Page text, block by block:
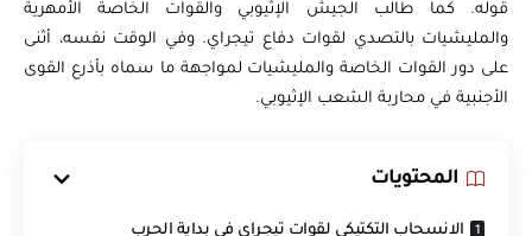
قوله. كما طالب الجيش الإثيوبي والقوات الخاصة الأمهرية
والمليشيات بالتصدي لقوات دفاع تيجراي. وفي الوقت نفسه، أثنى
على دور القوات الخاصة والمليشيات لمواجهة ما سماه بأذرع القوى
الأجنبية في محاربة الشعب الإثيوبي.
المحتويات
الانسحاب التكتيكي لقوات تيجراي في بداية الحرب